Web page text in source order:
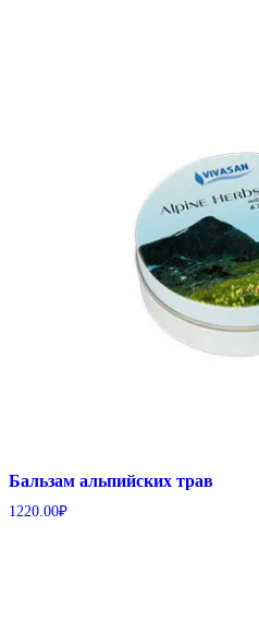
Бальзам альпийских трав
1220.00₽